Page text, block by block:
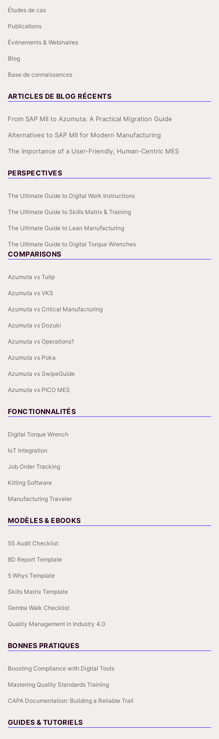
Études de cas
Publications
Événements & Webinaires
Blog
Base de connaissances
ARTICLES DE BLOG RÉCENTS
From SAP MII to Azumuta: A Practical Migration Guide
Alternatives to SAP MII for Modern Manufacturing
The Importance of a User-Friendly, Human-Centric MES
PERSPECTIVES
The Ultimate Guide to Digital Work Instructions
The Ultimate Guide to Skills Matrix & Training
The Ultimate Guide to Lean Manufacturing
The Ultimate Guide to Digital Torque Wrenches
COMPARISONS
Azumuta vs Tulip
Azumuta vs VKS
Azumuta vs Critical Manufacturing
Azumuta vs Dozuki
Azumuta vs Operations1
Azumuta vs Poka
Azumuta vs SwipeGuide
Azumuta vs PICO MES
FONCTIONNALITÉS
Digital Torque Wrench
IoT Integration
Job Order Tracking
Kitting Software
Manufacturing Traveler
MODÈLES & EBOOKS
5S Audit Checklist
8D Report Template
5 Whys Template
Skills Matrix Template
Gemba Walk Checklist
Quality Management in Industry 4.0
BONNES PRATIQUES
Boosting Compliance with Digital Tools
Mastering Quality Standards Training
CAPA Documentation: Building a Reliable Trail
GUIDES & TUTORIELS